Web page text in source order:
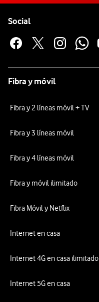
Social
Fibra y móvil
Fibra y 2 líneas móvil + TV
Fibra y 3 líneas móvil
Fibra y 4 líneas móvil
Fibra y móvil ilimitado
Fibra Móvil y Netflix
Internet en casa
Internet 4G en casa ilimitado
Internet 5G en casa